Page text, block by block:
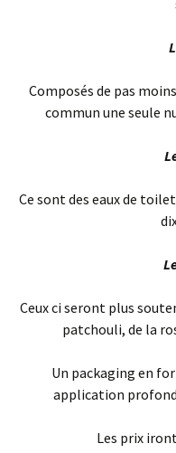
Composés de pas
commun une seule
Ce sont des eaux de
Ceux ci seront plus
patchouli, de la
Un packaging en
application
Les prix